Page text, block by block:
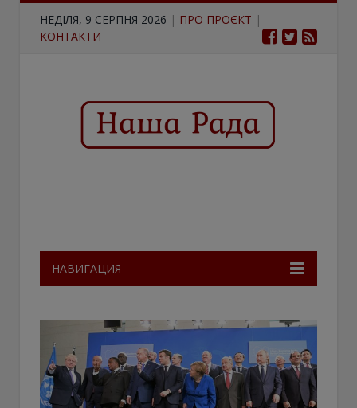
НЕДІЛЯ, 9 СЕРПНЯ 2026 | ПРО ПРОЄКТ |
КОНТАКТИ
НАВИГАЦИЯ